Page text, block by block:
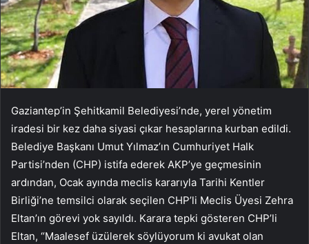
Gaziantep’in Şehitkamil Belediyesi’nde, yerel yönetim
iradesi bir kez daha siyasi çıkar hesaplarına kurban edildi.
Belediye Başkanı Umut Yılmaz’ın Cumhuriyet Halk
Partisi’nden (CHP) istifa ederek AKP’ye geçmesinin
ardından, Ocak ayında meclis kararıyla Tarihi Kentler
Birliği’ne temsilci olarak seçilen CHP’li Meclis Üyesi Zehra
Eltan’ın görevi yok sayıldı. Karara tepki gösteren CHP’li
Eltan, “Maalesef üzülerek söylüyorum ki avukat olan